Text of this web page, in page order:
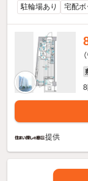
駐輪場あり 宅配ボ
提供